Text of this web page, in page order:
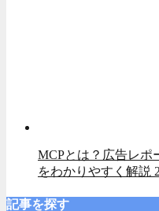
MCPとは？広告レポ
をわかりやすく解説
記事を探す